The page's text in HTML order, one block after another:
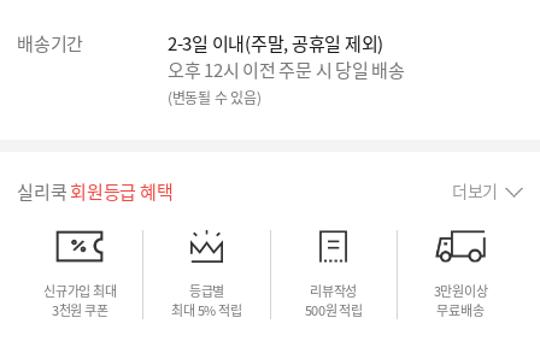
배송기간
2-3일 이내(주말, 공휴일 제외)
오후 12시 이전 주문 시 당일 배송
(변동될 수 있음)
실리쿡회원등급 혜택 더보기
신규가입 최대
3천원 쿠폰
등급별
최대 5% 적립
리뷰작성
500원 적립
3만원이상
무료배송